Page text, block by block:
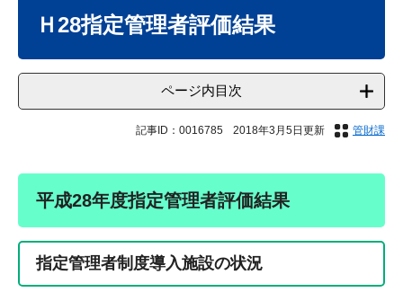
Ｈ28指定管理者評価結果
ページ内目次
記事ID：0016785 2018年3月5日更新 管財課
平成28年度指定管理者評価結果
指定管理者制度導入施設の状況